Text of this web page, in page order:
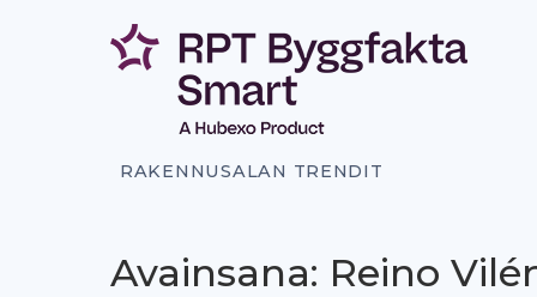
RAKENNUSALAN TRENDIT
Avainsana: Reino